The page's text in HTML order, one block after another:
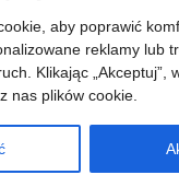
aby poprawić
reklamy lub
Klikając „Akceptuj”,
nas plików cookie.
ŚLEDŹ NAS
© Abrys Sp. z o.o.